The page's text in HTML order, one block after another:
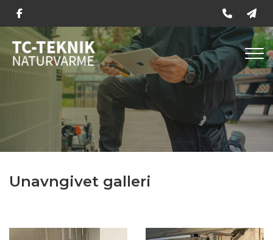
Skip
content
Unavngivet galleri